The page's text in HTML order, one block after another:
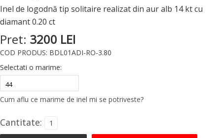
Inel de logodnă tip solitaire realizat din aur alb 14 kt cu
diamant 0.20 ct
Pret: 3200 LEI
COD PRODUS: BDL01ADI-RO-3.80
Selectati o marime:
Cum aflu ce marime de inel mi se potriveste?
Cantitate: